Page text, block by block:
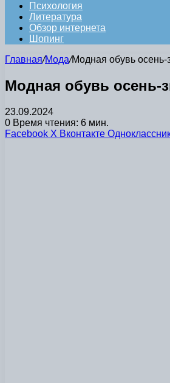
Психология
Литература
Обзор интернета
Шопинг
Главная/Мода/Модная обувь
Модная обувь осень-
23.09.2024
0 Время чтения: 6 мин.
Facebook X Вконтакте